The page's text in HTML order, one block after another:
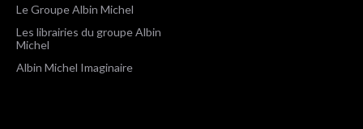
Le Groupe Albin Michel
Les librairies du groupe Albin
Michel
Albin Michel Imaginaire